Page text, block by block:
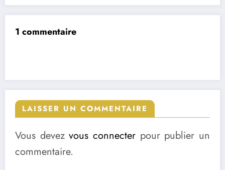
1 commentaire
LAISSER UN COMMENTAIRE
Vous devezvous connecter pour publier un
commentaire.